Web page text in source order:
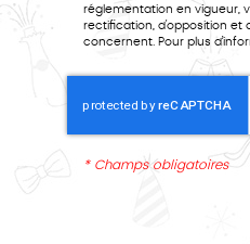
réglementation en vigueur,
rectification, d'opposition et
concernent. Pour plus
* Champs obligatoires